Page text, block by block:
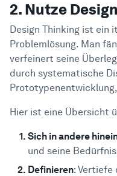
2. Nutze
Design Thinking ist ein
Problemlösung. Man
verfeinert seine
durch systematische
Hier ist eine Übersicht
Sich in andere
und seine
Definieren: Vertiefe